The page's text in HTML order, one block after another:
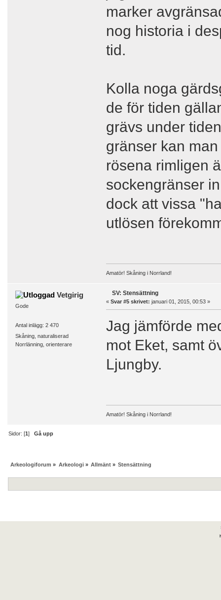
marker
nog historia i
tid.
Kolla noga
de för tiden
grävs under
gränser kan
rösena rimligen
sockengränser
dock att vissa
utlösen
Amatör! Skåning i Norrland!
Vetgirig
Gode
Antal inlägg: 2 470
Skåning, naturaliserad
Norrlänning, orienterare
SV: Stensättning
« Svar #5 skrivet: januari 01, 2015, 00:53 »
Jag jämförde
mot Eket, samt
Ljungby.
Amatör! Skåning i Norrland!
Sidor: [1]Gå upp
Arkeologiforum » Arkeologi» Allmänt» Stensättning